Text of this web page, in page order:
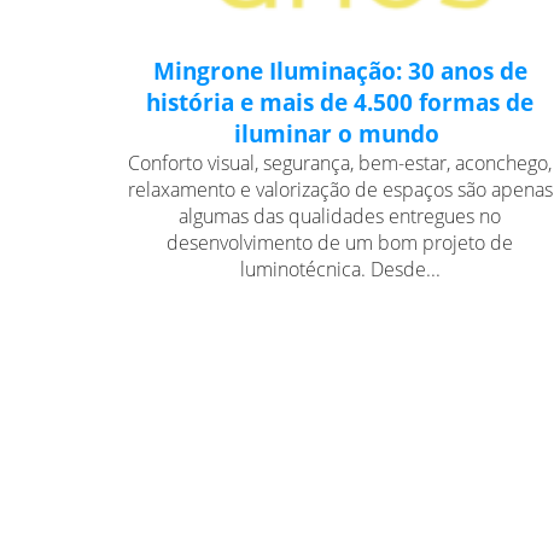
Mingrone Iluminação: 30 anos de
história e mais de 4.500 formas de
iluminar o mundo
Conforto visual, segurança, bem-estar, aconchego,
relaxamento e valorização de espaços são apenas
algumas das qualidades entregues no
desenvolvimento de um bom projeto de
luminotécnica. Desde...